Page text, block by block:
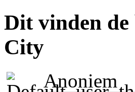
Dit vinden de
City
Anoniem